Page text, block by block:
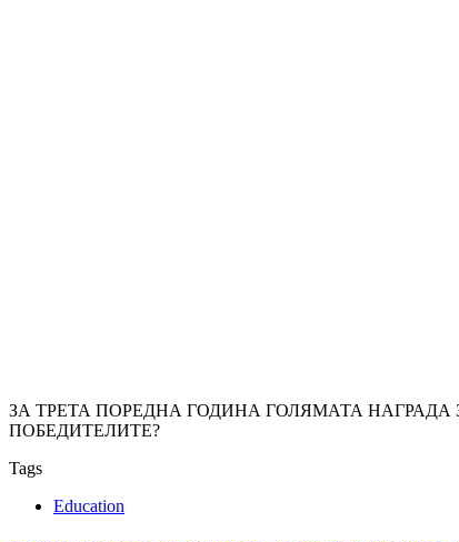
ЗА ТРЕТА ПОРЕДНА ГОДИНА ГОЛЯМАТА
ПОБЕДИТЕЛИТЕ?
Tags
Education